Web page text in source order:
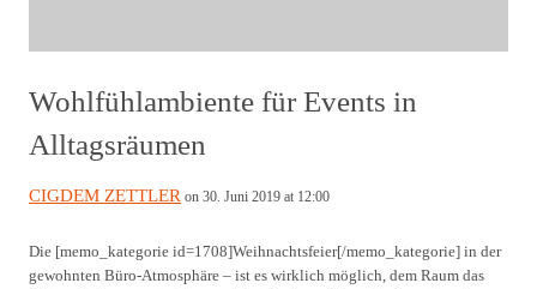
Wohlfühlambiente für Events in
Alltagsräumen
CIGDEM ZETTLER on 30. Juni 2019 at 12:00
Die [memo_kategorie id=1708]Weihnachtsfeier[/memo_kategorie] in der
gewohnten Büro-Atmosphäre – ist es wirklich möglich, dem Raum das